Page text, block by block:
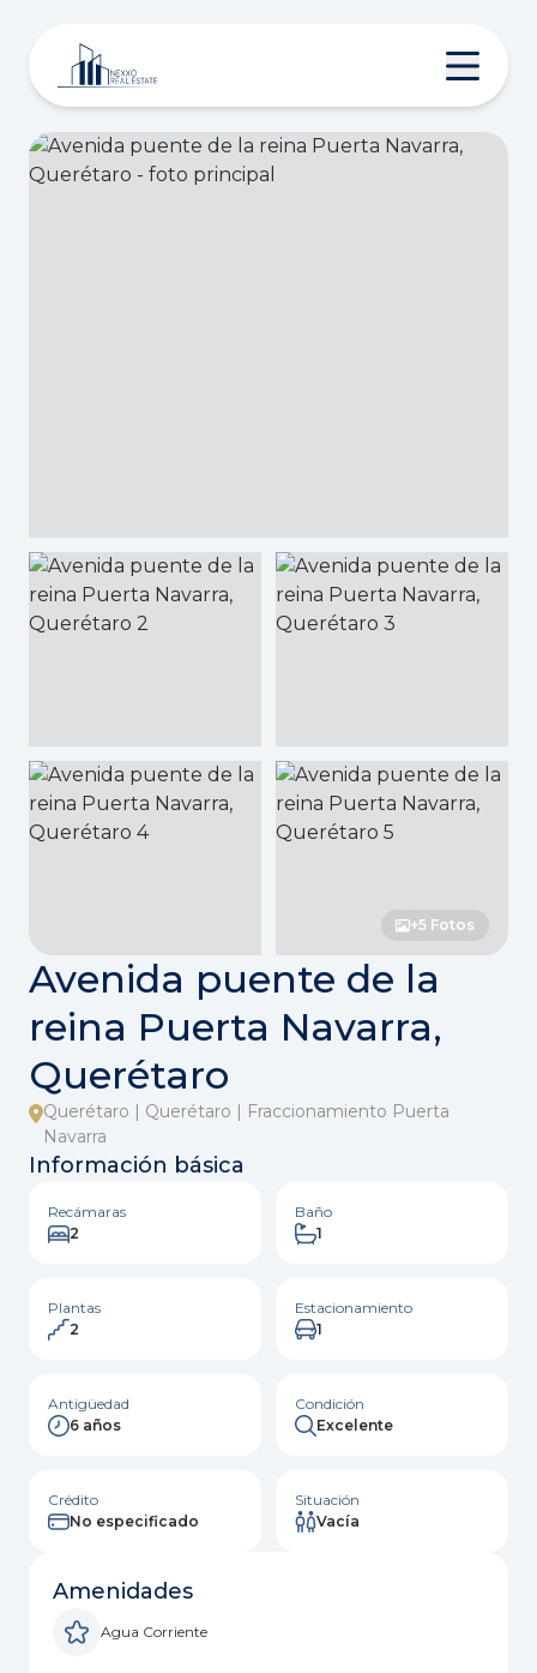
+5 Fotos
Avenida puente de la
reina Puerta Navarra,
Querétaro
Querétaro | Querétaro | Fraccionamiento Puerta
Navarra
Información básica
Recámaras
2
Baño
1
Plantas
2
Estacionamiento
1
Antigüedad
6 años
Condición
Excelente
Crédito
No especificado
Situación
Vacía
Amenidades
Agua Corriente